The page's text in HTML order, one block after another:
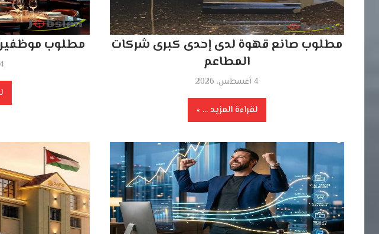
مطلوب صانع قهوة لدى إحدى كبرى شركات
المطاعم
4 أغسطس، 2026
لقراءة المزيد ...
مطلوب
4 أغسطس، 2026